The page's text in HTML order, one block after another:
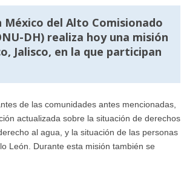
México del Alto Comisionado
DH) realiza hoy una misión
Jalisco, en la que participan
de las comunidades antes mencionadas,
actualizada sobre la situación de derechos
al agua, y la situación de las personas
León. Durante esta misión también se